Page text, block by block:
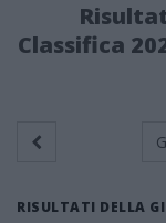
Classifica
RISULTATI DELLA